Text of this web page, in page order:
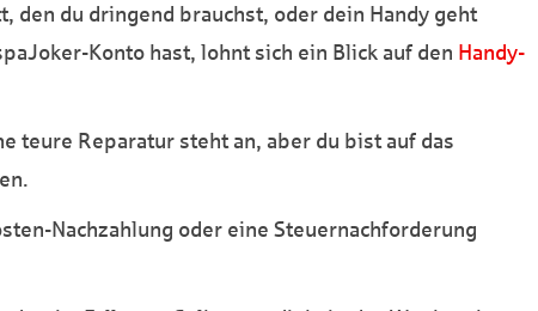
den du dringend brauchst, oder dein Handy geht
Konto hast, lohnt sich ein Blick auf den Handy-
teure Reparatur steht an, aber du bist auf das
Nachzahlung oder eine Steuernachforderung